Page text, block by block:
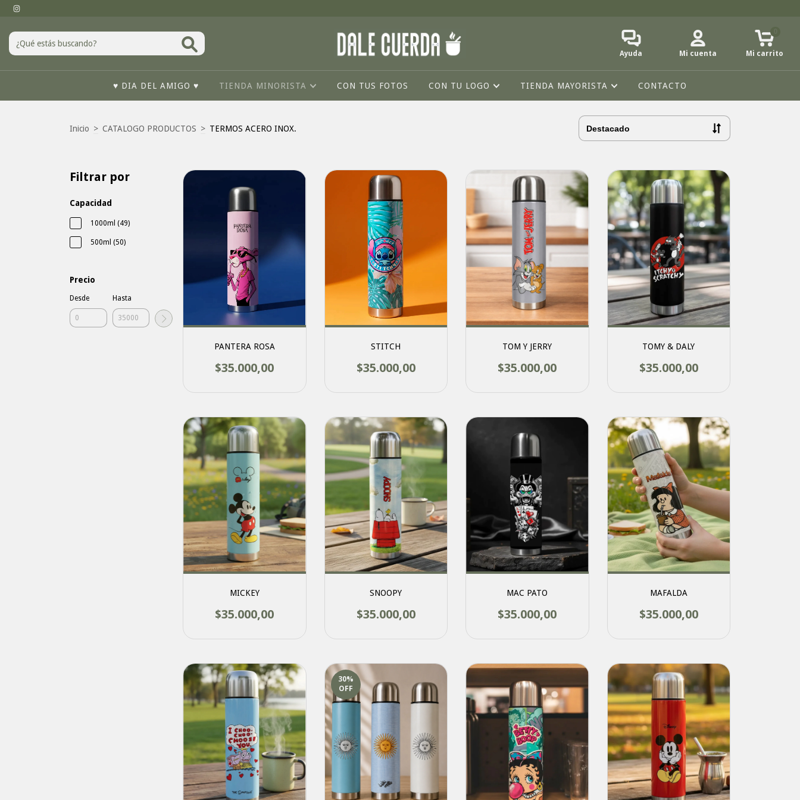
Ayuda Mi cuenta Mi carrito
♥ DIA DEL AMIGO ♥ TIENDA MINORISTA CON TUS FOTOS CON TU LOGO TIENDA MAYORISTA CONTACTO
Inicio > CATALOGO PRODUCTOS > TERMOS ACERO INOX.
Filtrar por
Capacidad
1000ml (49)
500ml (50)
Precio
Desde Hasta
PANTERA ROSA
$35.000,00
STITCH
$35.000,00
TOM Y JERRY
$35.000,00
TOMY & DALY
$35.000,00
MICKEY
$35.000,00
SNOOPY
$35.000,00
MAC PATO
$35.000,00
MAFALDA
$35.000,00
30%
OFF